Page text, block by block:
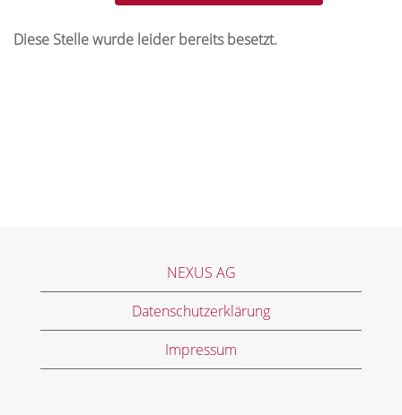
Diese Stelle wurde leider bereits besetzt.
NEXUS AG
Datenschutzerklärung
Impressum